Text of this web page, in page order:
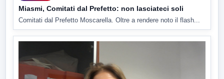
Miasmi, Comitati dal Prefetto: non lasciateci soli
Comitati dal Prefetto Moscarella. Oltre a rendere noto il flash...